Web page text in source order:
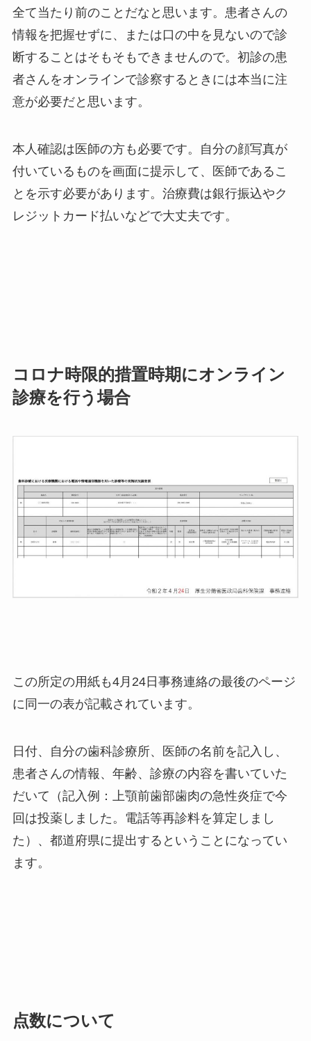
全て当たり前のことだなと思います。患者さんの
情報を把握せずに、または口の中を見ないので診
断することはそもそもできませんので。初診の患
者さんをオンラインで診察するときには本当に注
意が必要だと思います。
本人確認は医師の方も必要です。自分の顔写真が
付いているものを画面に提示して、医師であるこ
とを示す必要があります。治療費は銀行振込やク
レジットカード払いなどで大丈夫です。
コロナ時限的措置時期にオンライン
診療を行う場合
この所定の用紙も4月24日事務連絡の最後のページ
に同一の表が記載されています。
日付、自分の歯科診療所、医師の名前を記入し、
患者さんの情報、年齢、診療の内容を書いていた
だいて（記入例：上顎前歯部歯肉の急性炎症で今
回は投薬しました。電話等再診料を算定しまし
た）、都道府県に提出するということになってい
ます。
点数について